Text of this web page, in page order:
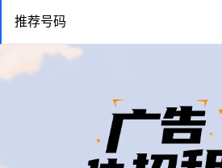
推荐号码